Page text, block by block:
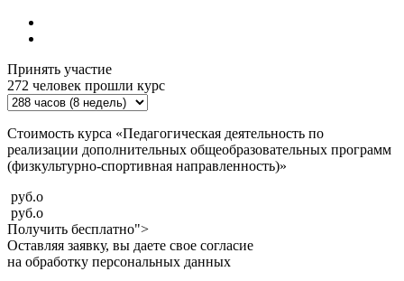
Принять участие
272 человек прошли курс
Стоимость курса «Педагогическая деятельность по
реализации дополнительных общеобразовательных программ
(физкультурно-спортивная направленность)»
руб.o
руб.o
Получить бесплатно">
Оставляя заявку, вы даете свое согласие
на обработку персональных данных